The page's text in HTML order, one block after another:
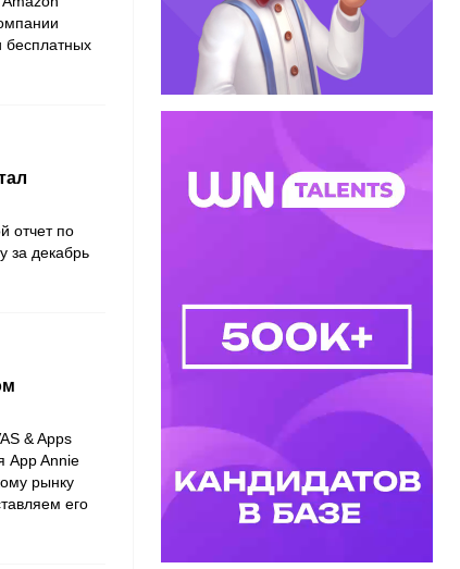
бесплатных
отчет по
за декабрь
& Apps
App Annie
рынку
его